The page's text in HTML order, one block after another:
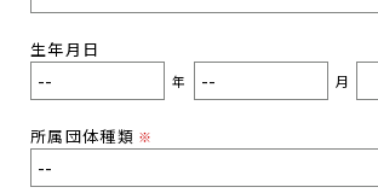
生年月日
年 月
所属団体種類 ※